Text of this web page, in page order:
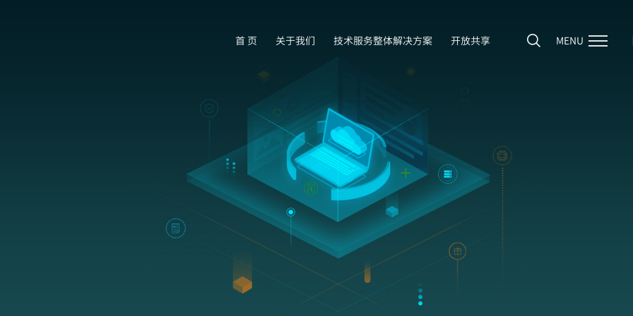
MENU
首 页 关于我们 技术服务整体解决方案 开放共享